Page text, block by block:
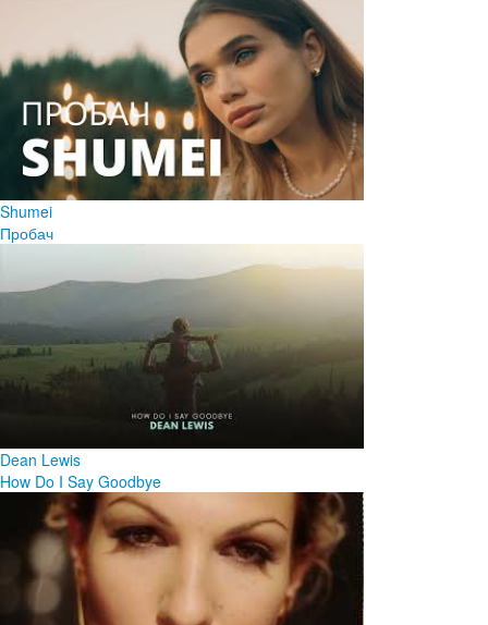
Shumei
Пробач
Dean Lewis
How Do I Say Goodbye